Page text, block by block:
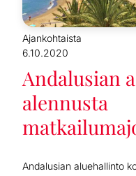
Ajankohtaista
6.10.2020
Andalusian
alennusta
Andalusian aluehallinto